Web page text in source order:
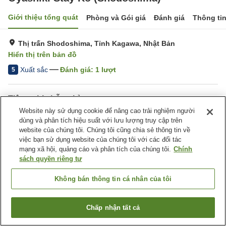
Giới thiệu tổng quát Phòng và Gói giá Đánh giá Thông
Thị trấn Shodoshima, Tỉnh Kagawa, Nhật Bản
Hiển thị trên bản đồ
5 Xuất sắc Đánh giá: 1 lượt
Tiện nghi chỗ nghỉ
Wi-Fi
Xông hơi
Bar
Khu hút thuốc riêng
Trang chủ Nhật Bản Tỉnh Kagawa
Thị trấn Shodoshima
Oyashiki Stay Ko (Shodoshima)
Tìm phòng trống
Website này sử dụng cookie để nâng cao trải nghiệm người
dùng và phân tích hiệu suất với lưu lượng truy cập trên
website của chúng tôi. Chúng tôi cũng chia sẻ thông tin về
việc bạn sử dụng website của chúng tôi với các đối tác
mạng xã hội, quảng cáo và phân tích của chúng tôi. Chính
sách quyền riêng tư
Không bán thông tin cá nhân của tôi
Chấp nhận tất cả